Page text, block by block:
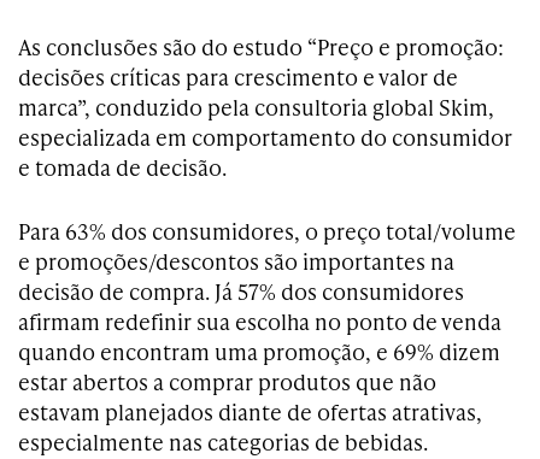
As conclusões são do estudo “Preço e promoção:
decisões críticas para crescimento e valor de
marca”, conduzido pela consultoria global Skim,
especializada em comportamento do consumidor
e tomada de decisão.
Para 63% dos consumidores, o preço total/volume
e promoções/descontos são importantes na
decisão de compra. Já 57% dos consumidores
afirmam redefinir sua escolha no ponto de venda
quando encontram uma promoção, e 69% dizem
estar abertos a comprar produtos que não
estavam planejados diante de ofertas atrativas,
especialmente nas categorias de bebidas.